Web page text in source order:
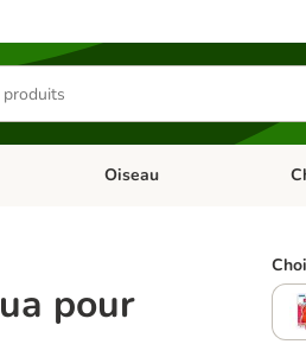
Rongeur & Co
Dérouler les catégories:
Oiseau
pour